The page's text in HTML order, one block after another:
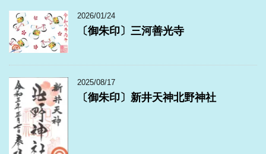
2026/01/24
〔御朱印〕三河善光寺
2025/08/17
〔御朱印〕新井天神北野神社